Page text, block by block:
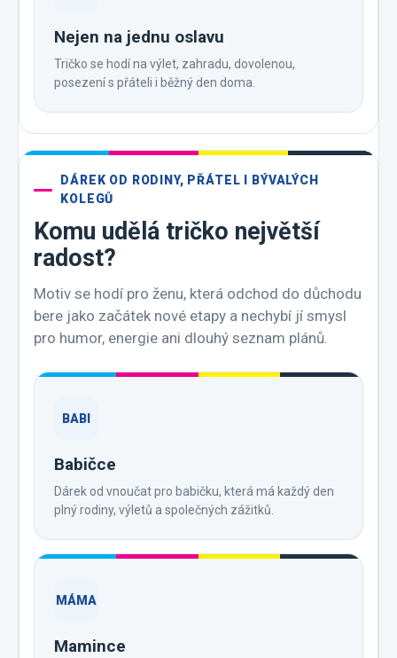
Nejen na jednu oslavu
Tričko se hodí na výlet, zahradu, dovolenou,
posezení s přáteli i běžný den doma.
DÁREK OD RODINY, PŘÁTEL I BÝVALÝCH
KOLEGŮ
Komu udělá tričko největší
radost?
Motiv se hodí pro ženu, která odchod do důchodu
bere jako začátek nové etapy a nechybí jí smysl
pro humor, energie ani dlouhý seznam plánů.
BABI
Babičce
Dárek od vnoučat pro babičku, která má každý den
plný rodiny, výletů a společných zážitků.
MÁMA
Mamince